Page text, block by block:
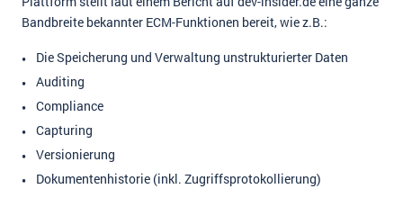
Bandbreite bekannter ECM-Funktionen bereit, wie z.B.:
Die Speicherung und Verwaltung unstrukturierter Daten
Auditing
Compliance
Capturing
Versionierung
Dokumentenhistorie (inkl. Zugriffsprotokollierung)